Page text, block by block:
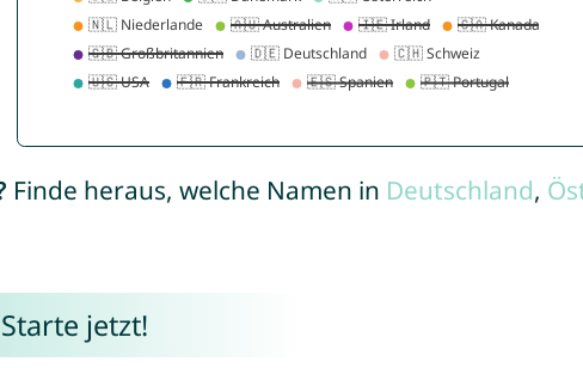
Finde heraus, welche Namen in Deutschland,
jetzt!